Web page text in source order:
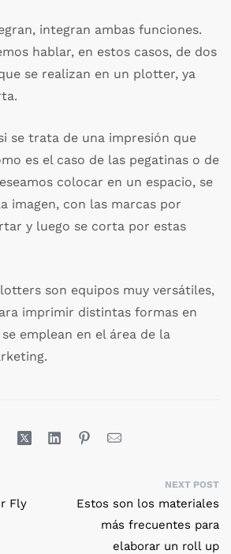
integran ambas funciones.
hablar, en estos casos, de dos
se realizan en un plotter, ya
se trata de una impresión que
es el caso de las pegatinas o de
colocar en un espacio, se
imagen, con las marcas por
y luego se corta por estas
son equipos muy versátiles,
imprimir distintas formas en
emplean en el área de la
Fly
NEXT POST
Estos son los materiales
más frecuentes para
elaborar un roll up